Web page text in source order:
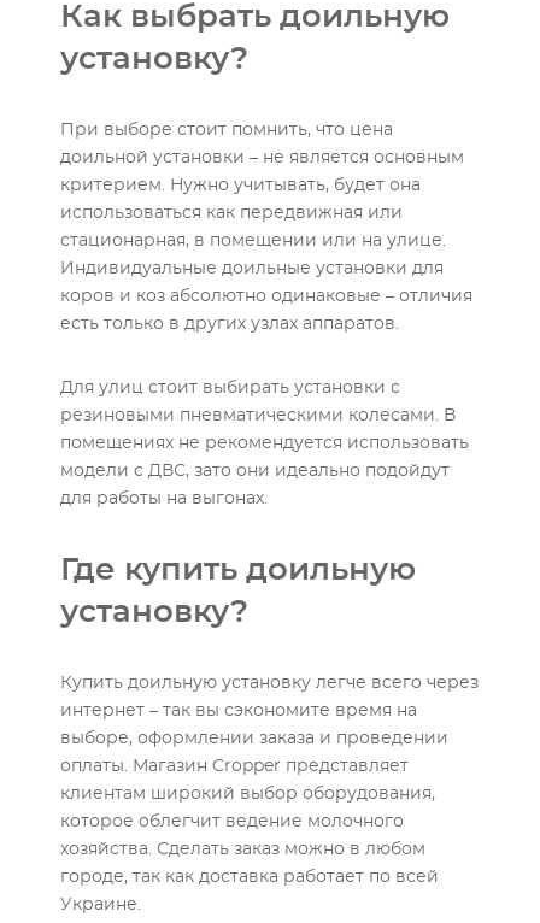
Как выбрать доильную
установку?
При выборе стоит помнить, что цена
доильной установки – не является основным
критерием. Нужно учитывать, будет она
использоваться как передвижная или
стационарная, в помещении или на улице.
Индивидуальные доильные установки для
коров и коз абсолютно одинаковые – отличия
есть только в других узлах аппаратов.
Для улиц стоит выбирать установки с
резиновыми пневматическими колесами. В
помещениях не рекомендуется использовать
модели с ДВС, зато они идеально подойдут
для работы на выгонах.
Где купить доильную
установку?
Купить доильную установку легче всего через
интернет – так вы сэкономите время на
выборе, оформлении заказа и проведении
оплаты. Магазин Cropper представляет
клиентам широкий выбор оборудования,
которое облегчит ведение молочного
хозяйства. Сделать заказ можно в любом
городе, так как доставка работает по всей
Украине.